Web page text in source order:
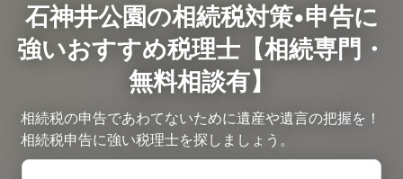
石神井公園の相続税対策•申告に
強いおすすめ税理士【相続専門・
無料相談有】
相続税の申告であわてないために遺産や遺言の把握を！
相続税申告に強い税理士を探しましょう。